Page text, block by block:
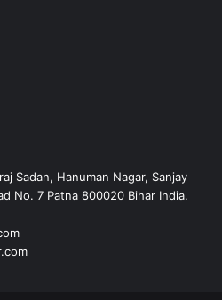
Sadan, Hanuman Nagar, Sanjay
No. 7 Patna 800020 Bihar India.